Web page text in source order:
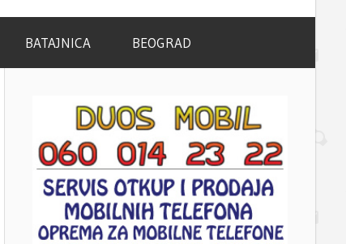
BATAJNICA BEOGRAD